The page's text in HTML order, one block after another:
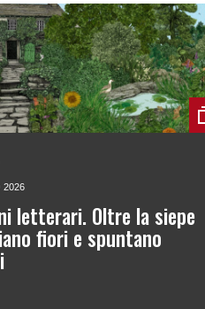
2026
letterari. Oltre la siepe
fiori e spuntano